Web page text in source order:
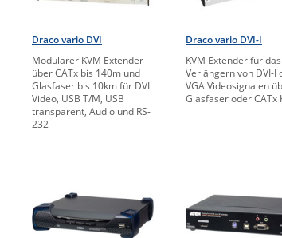
Draco vario DVI
Modularer KVM Extender
über CATx bis 140m und
Glasfaser bis 10km für DVI
Video, USB T/M, USB
transparent, Audio und RS-
232
Draco vario DVI-I
KVM Extender für das
Verlängern von DVI-I
VGA Videosignalen
Glasfaser oder CATx